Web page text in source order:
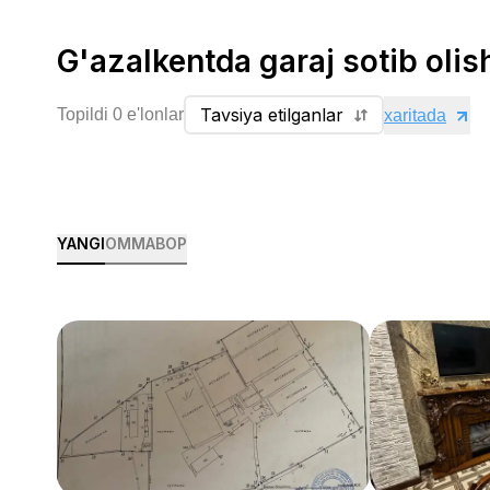
G'azalkentda garaj sotib
Topildi 0 e'lonlar Tavsiya etilganlar xaritada
YANGIOMMABOP